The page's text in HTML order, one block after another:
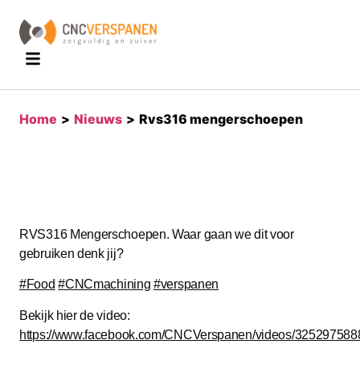
home > nieuws > rvs316 mengerschoepen
RVS316 Mengerschoepen. Waar gaan we dit voor
gebruiken denk jij?
#Food #CNCmachining #verspanen
Bekijk hier de video:
https://www.facebook.com/CNCVerspanen/videos/